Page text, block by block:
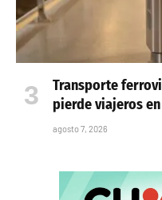
Transporte
pierde viajeros en
agosto 7, 2026